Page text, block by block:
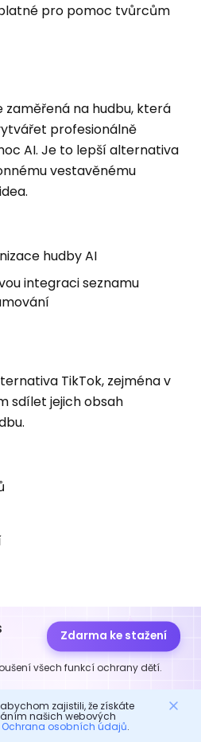
pro pomoc tvůrcům
zaměřená na hudbu, která
profesionálně
AI. Je to lepší alternativa
vestavěnému
hudby AI
integraci seznamu
TikTok, zejména v
sdílet jejich obsah
která existovala
Stories nabízí
krátkému obsahu od
a fotografie jsou vzácné a
Zdarma ke stažení
všech funkcí ochrany dětí.
zajistili, že získáte
našich webových
Ochrana osobních údajů